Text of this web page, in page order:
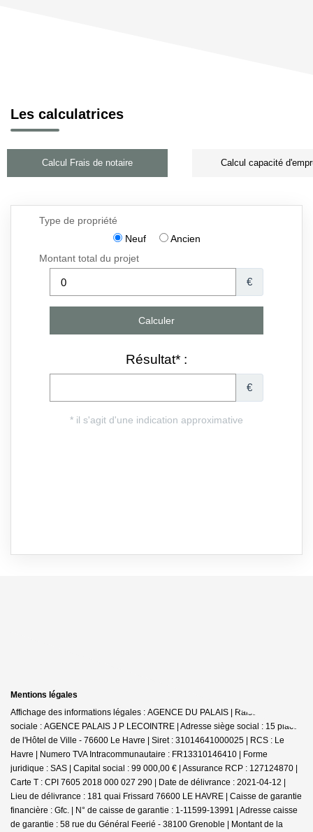
Les calculatrices
Calcul Frais de notaire Calcul capacité
Mentions légales
Affichage des informations légales : AGENCE DU PALAIS | Raison
sociale : AGENCE PALAIS J P LECOINTRE | Adresse siège social : 15 place
de l'Hôtel de Ville - 76600 Le Havre | Siret : 31014641000025 | RCS : Le
Havre | Numero TVA Intracommunautaire : FR13310146410 | Forme
juridique : SAS | Capital social : 99 000,00 € | Assurance RCP : 127124870 |
Carte T : CPI 7605 2018 000 027 290 | Date de délivrance : 2021-04-12 |
Lieu de délivrance : 181 quai Frissard 76600 LE HAVRE | Caisse de garantie
financière : Gfc. | N° de caisse de garantie : 1-11599-13991 | Adresse caisse
de garantie : 58 rue du Général Feerié - 38100 Grenoble | Montant de la